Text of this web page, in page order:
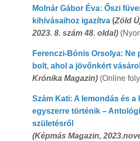
Molnár Gábor Éva: Őszi
kihívásaihoz igazítva (Zöld
2023. 8. szám 48. oldal)
Ferenczi-Bónis Orsolya: Ne
bolt, ahol a jövőnkért
Krónika Magazin) (Online
Szám Kati: A lemondás és a
egyszerre történik –
születésről
(Képmás Magazin,